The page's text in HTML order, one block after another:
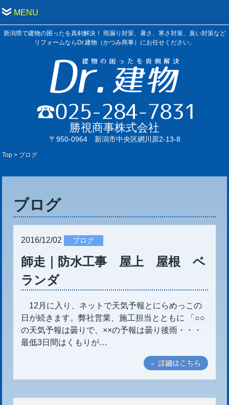
MENU
新潟県で建物の困ったを真剣解決！ 雨漏り対策、暑さ、寒さ対策、臭い対策など
リフォームならDr.建物（かつみ商事）にお任せください。
勝視商事株式会社
〒950-0964 新潟市中央区網川原2-13-8
Top > ブログ
ブログ
2016/12/02 ブログ
師走｜防水工事 屋上 屋根 ベ
ランダ
12月に入り、ネットで天気予報とにらめっこの
日が続きます。弊社営業、施工担当とともに 「○○
の天気予報は曇りで、××の予報は曇り後雨・・・
最低3日間はくもりが…
» 詳細はこちら